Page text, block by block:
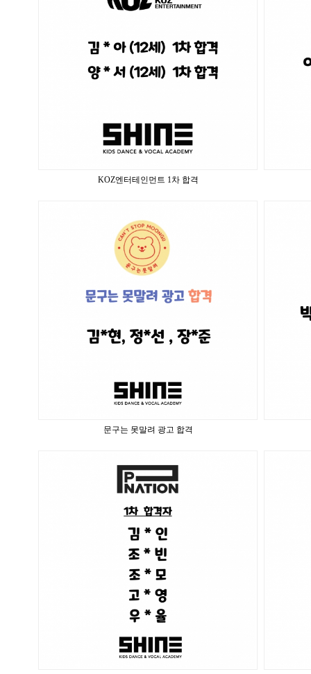
KOZ엔터테인먼트 1차 합격
문구는 못말려 광고 합격